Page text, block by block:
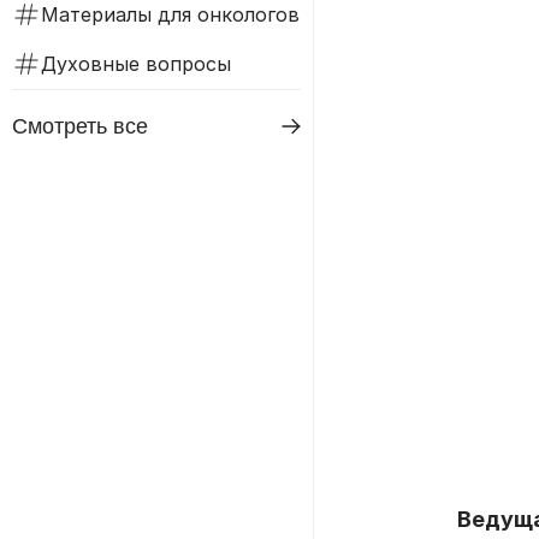
Материалы для онкологов
Духовные вопросы
Смотреть все